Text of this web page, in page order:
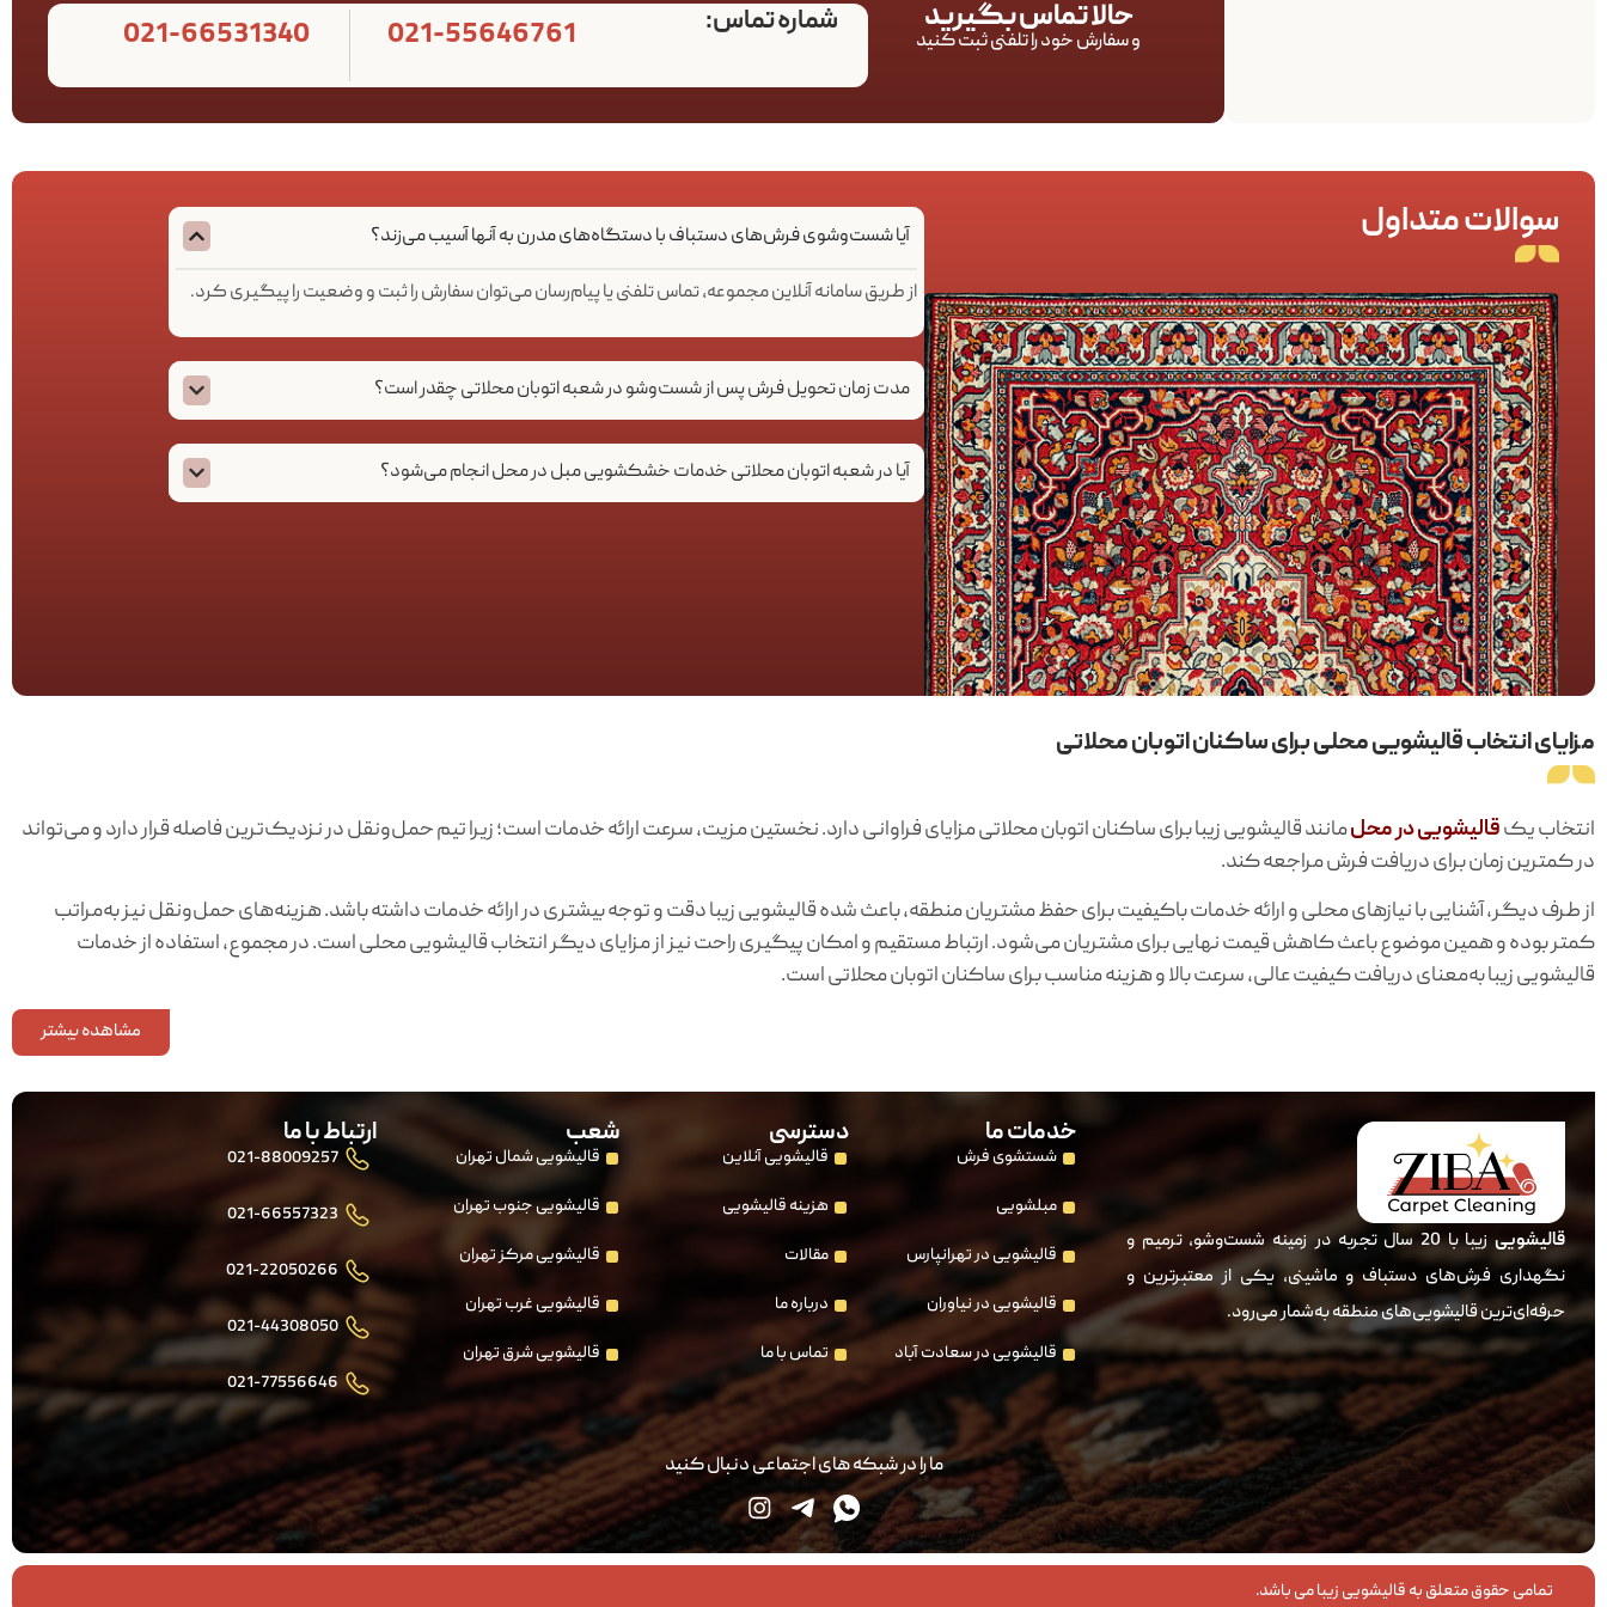
حالا تماس بگیرید
و سفارش خود را تلفنی ثبت کنید
شماره تماس: 021-55646761
021-66531340
سوالات متداول آیا شست‌وشوی فرش‌های دستباف با دستگاه‌های مدرن به آنها آسیب می‌زند؟
از طریق سامانه آنلاین مجموعه، تماس تلفنی یا پیام‌رسان می‌توان سفارش را ثبت و وضعیت را پیگیری کرد.
مدت زمان تحویل فرش پس از شست‌وشو در شعبه اتوبان محلاتی چقدر است؟
آیا در شعبه اتوبان محلاتی خدمات خشکشویی مبل در محل انجام می‌شود؟
مزایای انتخاب قالیشویی محلی برای ساکنان اتوبان محلاتی
انتخاب یکقالیشویی در محلمانند قالیشویی زیبا برای ساکنان اتوبان محلاتی مزایای فراوانی دارد. نخستین مزیت، سرعت ارائه خدمات است؛ زیرا تیم حمل‌ونقل در نزدیک‌ترین فاصله قرار دارد و می‌تواند
در کمترین زمان برای دریافت فرش مراجعه کند.
از طرف دیگر، آشنایی با نیازهای محلی و ارائه خدمات باکیفیت برای حفظ مشتریان منطقه، باعث شده قالیشویی زیبا دقت و توجه بیشتری در ارائه خدمات داشته باشد. هزینه‌های حمل‌ونقل نیز به‌مراتب
کمتر بوده و همین موضوع باعث کاهش قیمت نهایی برای مشتریان می‌شود. ارتباط مستقیم و امکان پیگیری راحت نیز از مزایای دیگر انتخاب قالیشویی محلی است. در مجموع، استفاده از خدمات
قالیشویی زیبا به‌معنای دریافت کیفیت عالی، سرعت بالا و هزینه مناسب برای ساکنان اتوبان محلاتی است.
مشاهده بیشتر
قالیشویی
زیبا با 20 سال تجربه در زمینه شست‌وشو، ترمیم و
نگهداری فرش‌های دستباف و ماشینی، یکی از معتبرترین و
حرفه‌ای‌ترین قالیشویی‌های منطقه به‌شمار می‌رود.
خدمات ما
شستشوی فرش
مبلشویی
قالیشویی در تهرانپارس
قالیشویی در نیاوران
قالیشویی در سعادت آباد
دسترسی
قالیشویی آنلاین
هزینه قالیشویی
مقالات
درباره ما
تماس با ما
شعب
قالیشویی شمال تهران
قالیشویی جنوب تهران
قالیشویی مرکز تهران
قالیشویی غرب تهران
قالیشویی شرق تهران
ارتباط با ما
021-88009257
021-66557323
021-22050266
021-44308050
021-77556646
ما را در شبکه های اجتماعی دنبال کنید
تمامی حقوق متعلق به قالیشویی زیبا می باشد.